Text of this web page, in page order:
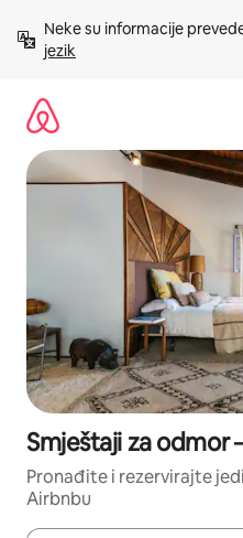
sadržaj
Neke su informacije
jezik
Smještaji za odmor
Pronađite i rezervirajte
Airbnbu